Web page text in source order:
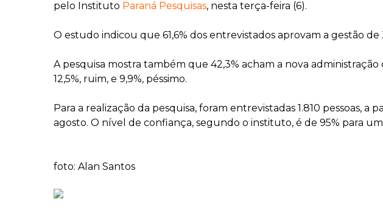
pelo Instituto Paraná Pesquisas, nesta terça-feira (6).
O estudo indicou que 61,6% dos entrevistados aprovam a gestão
A pesquisa mostra também que 42,3% acham a nova
12,5%, ruim, e 9,9%, péssimo.
Para a realização da pesquisa, foram entrevistadas 1.810 pessoas,
agosto. O nível de confiança, segundo o instituto, é de 95% para
foto: Alan Santos